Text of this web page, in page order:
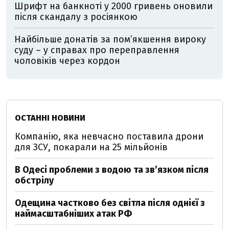
Шрифт на банкноті у 2000 гривень оновили
після скандалу з росіянкою
Найбільше донатів за пом’якшення вироку
суду – у справах про переправлення
чоловіків через кордон
ОСТАННІ НОВИНИ
Компанію, яка невчасно поставила дрони
для ЗСУ, покарали на 25 мільйонів
В Одесі проблеми з водою та звʼязком після
обстрілу
Одещина частково без світла після однієї з
наймасштабніших атак РФ